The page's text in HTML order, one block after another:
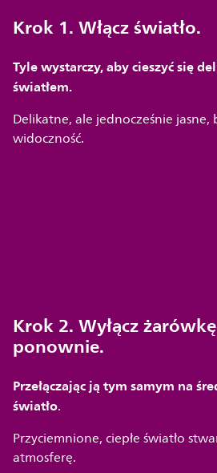
Krok 1. Włącz światło.
Tyle wystarczy, aby cieszyć się
światłem.
Delikatne, ale jednocześnie jasne,
widoczność.
Krok 2. Wyłącz
ponownie.
Przełączając ją tym samym na
światło.
Przyciemnione, ciepłe światło
atmosferę.